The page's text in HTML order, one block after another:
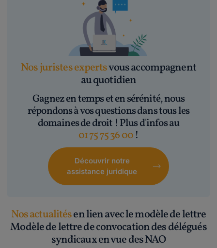
Nos juristes expertsvous accompagnent
au quotidien
Gagnez en temps et en sérénité, nous
répondons à vos questions dans tous les
domaines de droit ! Plus d'infos au
01 75 75 36 00 !
Découvrir notre
assistance juridique
Nos actualitésen lien avec le modèle de lettre
Modèle de lettre de convocation des délégués
syndicaux en vue des NAO